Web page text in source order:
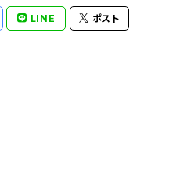
LINE ポスト